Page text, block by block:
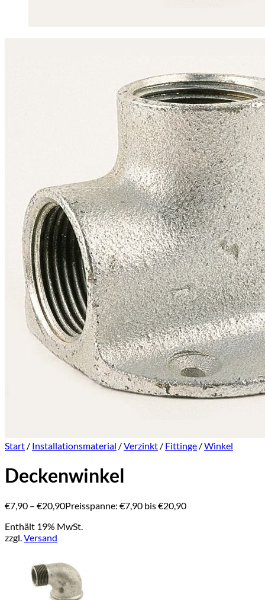
Start / Installationsmaterial /Verzinkt / Fittinge /Winkel
Deckenwinkel
€7,90 – €20,90Preisspanne: €7,90 bis €20,90
Enthält 19% MwSt.
zzgl.Versand